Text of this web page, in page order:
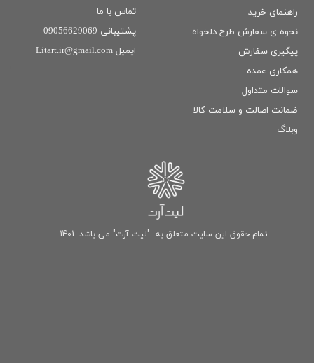
راهنمای خرید
نحوه ی سفارش طرح دلخواه
پیگیری سفارش
همکاری عمده
سوالات متداول
ضمانت اصالت و سلامت كالا
وبلاگ
تماس با ما
پشتیبانی 09056629069
ایمیل Litart.ir@gmail.com
تمام حقوق این سایت متعلق به "لیت آرت" می باشد. 1401